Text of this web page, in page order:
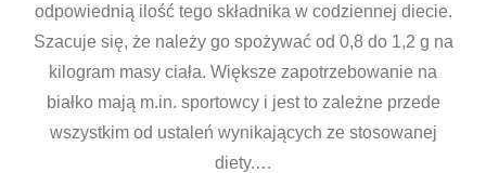
odpowiednią ilość tego składnika w codziennej diecie.
Szacuje się, że należy go spożywać od 0,8 do 1,2 g na
kilogram masy ciała. Większe zapotrzebowanie na
białko mają m.in. sportowcy i jest to zależne przede
wszystkim od ustaleń wynikających ze stosowanej
diety.…